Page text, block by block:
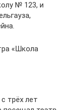
№ 123, и
«Школа
трёх лет